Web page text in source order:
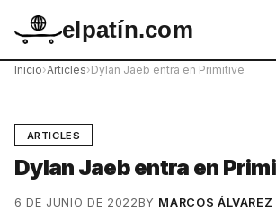
elpatín.com
Inicio›Articles›Dylan Jaeb entra en Primitive
ARTICLES
Dylan Jaeb entra en
6 DE JUNIO DE 2022BY MARCOS ÁLVAREZ